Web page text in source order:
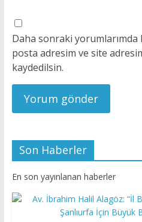
Daha sonraki yorumlarımda
posta adresim ve site
kaydedilsin.
Son Haberler
En son yayınlanan haberler